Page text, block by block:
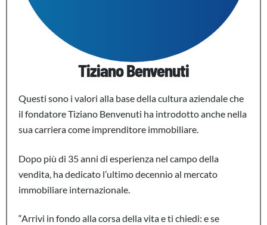
Tiziano Benvenuti
Questi sono i valori alla base della cultura aziendale che
il fondatore Tiziano Benvenuti ha introdotto anche nella
sua carriera come imprenditore immobiliare.
Dopo più di 35 anni di esperienza nel campo della
vendita, ha dedicato l’ultimo decennio al mercato
immobiliare internazionale.
“Arrivi in fondo alla corsa della vita e ti chiedi: e se